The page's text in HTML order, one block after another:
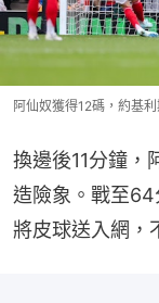
阿仙奴獲得12碼，約基
換邊後11分鐘，
造險象。戰至
將皮球送入網，